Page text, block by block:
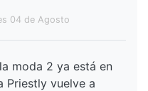
04 de Agosto
moda 2 ya está en
Priestly vuelve a